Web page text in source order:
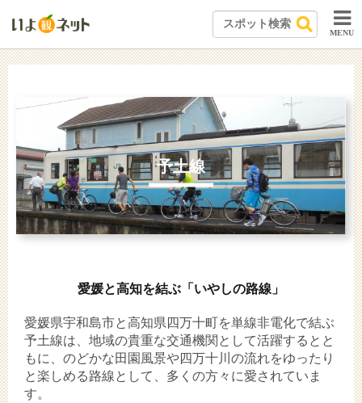
MENU
予土線
愛媛と高知を結ぶ「いやしの路線」
愛媛県宇和島市と高知県四万十町を単線非電化で結ぶ
予土線は、地域の貴重な交通機関として活躍するとと
もに、のどかな田園風景や四万十川の流れをゆったり
と楽しめる路線として、多くの方々に愛されていま
す。